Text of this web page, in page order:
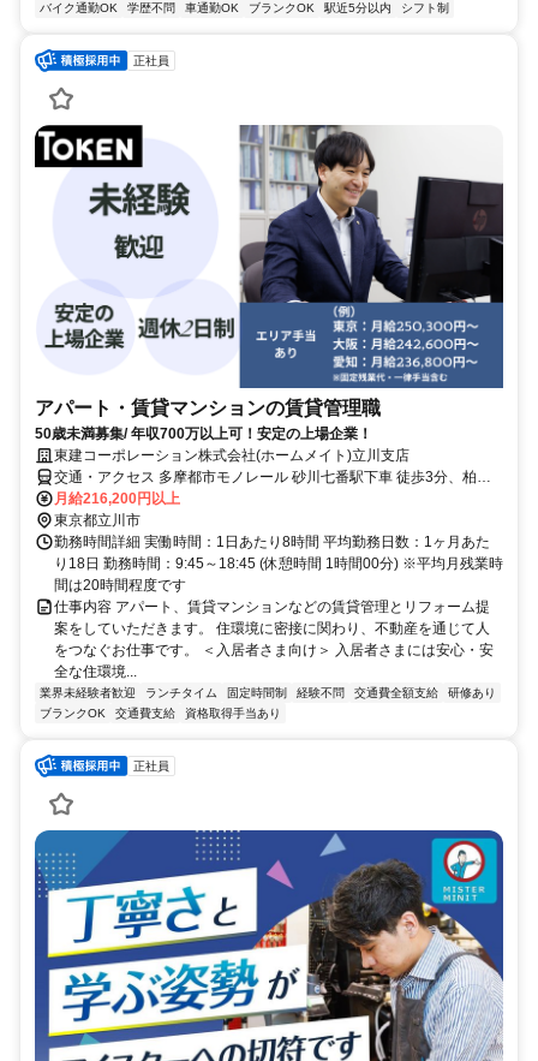
バイク通勤OK 学歴不問 車通勤OK ブランクOK 駅近5分以内 シフト制
正社員
アパート・賃貸マンションの賃貸管理職
50歳未満募集/ 年収700万以上可！安定の上場企業！
東建コーポレーション株式会社(ホームメイト)立川支店
交通・アクセス 多摩都市モノレール 砂川七番駅下車 徒歩3分、柏町
四丁目下車 徒歩1分
月給216,200円以上
東京都立川市
勤務時間詳細 実働時間：1日あたり8時間 平均勤務日数：1ヶ月あた
り18日 勤務時間：9:45～18:45 (休憩時間 1時間00分) ※平均月残業時
間は20時間程度です
仕事内容 アパート、賃貸マンションなどの賃貸管理とリフォーム提
案をしていただきます。 住環境に密接に関わり、不動産を通じて人
をつなぐお仕事です。 ＜入居者さま向け＞ 入居者さまには安心・安
全な住環境...
業界未経験者歓迎 ランチタイム 固定時間制 経験不問 交通費全額支給
研修あり
ブランクOK
交通費支給 資格取得手当あり
正社員